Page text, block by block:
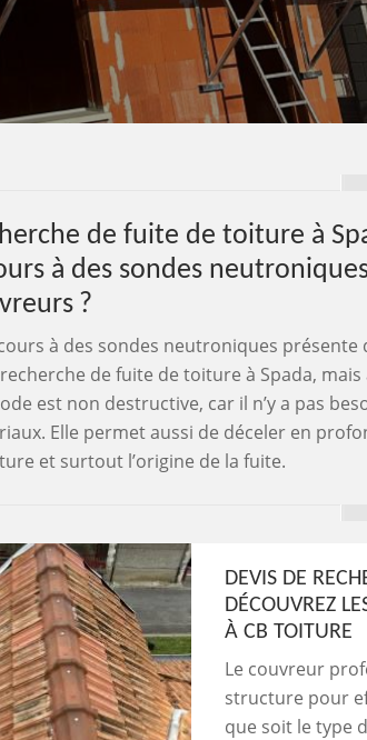
de fuite de toiture à
à des sondes
?
à des sondes neutroniques
de fuite de toiture à Spada,
est non destructive, car il n’y a pas
Elle permet aussi de déceler en
et surtout l’origine de la fuite.
DEVIS DE
DÉCOUVREZ
À CB TOITURE
Le couvreur
structure pour
que soit le type